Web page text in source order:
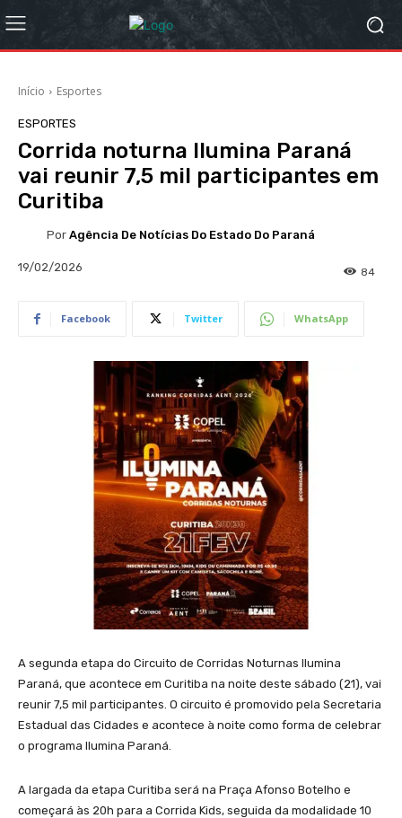
Início Esportes
ESPORTES
Corrida noturna Ilumina Paraná
vai reunir 7,5 mil participantes em
Curitiba
Por Agência De Notícias Do Estado Do Paraná
19/02/2026 84
Facebook Twitter WhatsApp
A segunda etapa do Circuito de Corridas Noturnas Ilumina
Paraná, que acontece em Curitiba na noite deste sábado (21), vai
reunir 7,5 mil participantes. O circuito é promovido pela Secretaria
Estadual das Cidades e acontece à noite como forma de celebrar
o programa Ilumina Paraná.
A largada da etapa Curitiba será na Praça Afonso Botelho e
começará às 20h para a Corrida Kids, seguida da modalidade 10